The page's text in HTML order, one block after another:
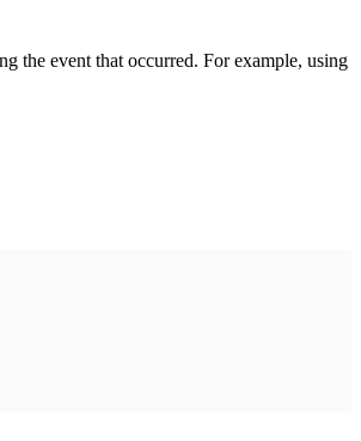
the event that occurred. For example, using